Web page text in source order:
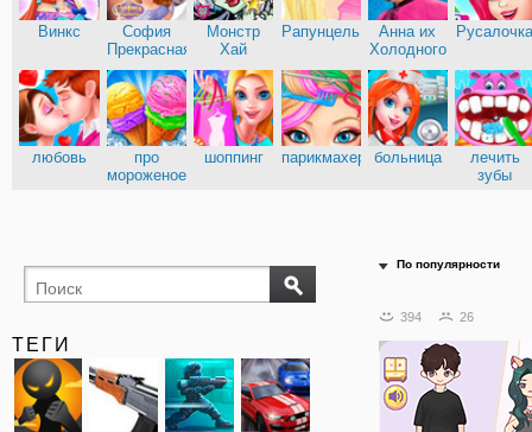
Эльза из
Холодного
сердца
Кухня
Сары
Винкс
София
Прекрасная
Монстр
Хай
Рапунцель
Анна их
Холодного
сердца
любовь
про
мороженое
шоппинг парикмахерскиебольница
лечить
зубы
ТЕГИ
По популярности
394 26